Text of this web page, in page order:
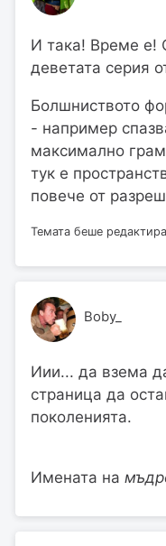
И така! Време е!
деветата серия
Болшниството
- например
максимално
тук е
повече от
Темата беше
Boby_
Иии... да взема
страница да
поколенията.
Имената на